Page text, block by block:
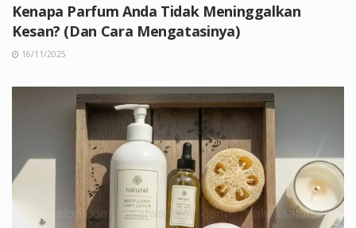
Kenapa Parfum Anda Tidak Meninggalkan
Kesan? (Dan Cara Mengatasinya)
16/11/2025